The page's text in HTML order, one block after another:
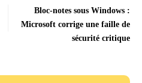
Bloc-notes sous Windows :
Microsoft corrige une faille de
sécurité critique